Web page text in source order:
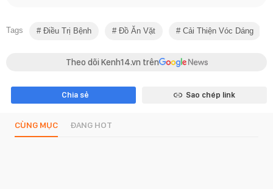
Tags Điều Trị Bệnh Đồ Ăn Vặt Cải Thiện Vóc Dáng
Theo dõi Kenh14.vn trên
Chia sẻ Sao chép link
CÙNG MỤC ĐANG HOT